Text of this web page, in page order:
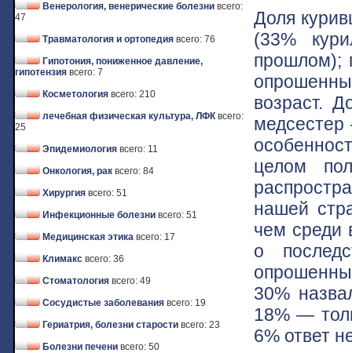
Венерология, венерические болезни всего:
47
Травматология и ортопедия всего: 76
Гипотония, пониженное давление,
гипотензия всего: 7
Косметология всего: 210
лечебная физическая культура, ЛФК всего:
25
Эпидемиология всего: 11
Онкология, рак всего: 84
Хирургия всего: 51
Инфекционные болезни всего: 51
Медицинская этика всего: 17
Климакс всего: 36
Стоматология всего: 49
Сосудистые заболевания всего: 19
Гериатрия, болезни старости всего: 23
Болезни печени всего: 50
Доля
(33%
прошлом);
возраст.
медсестер
целом
нашей
чем среди
о
30%
18% —
6% ответ